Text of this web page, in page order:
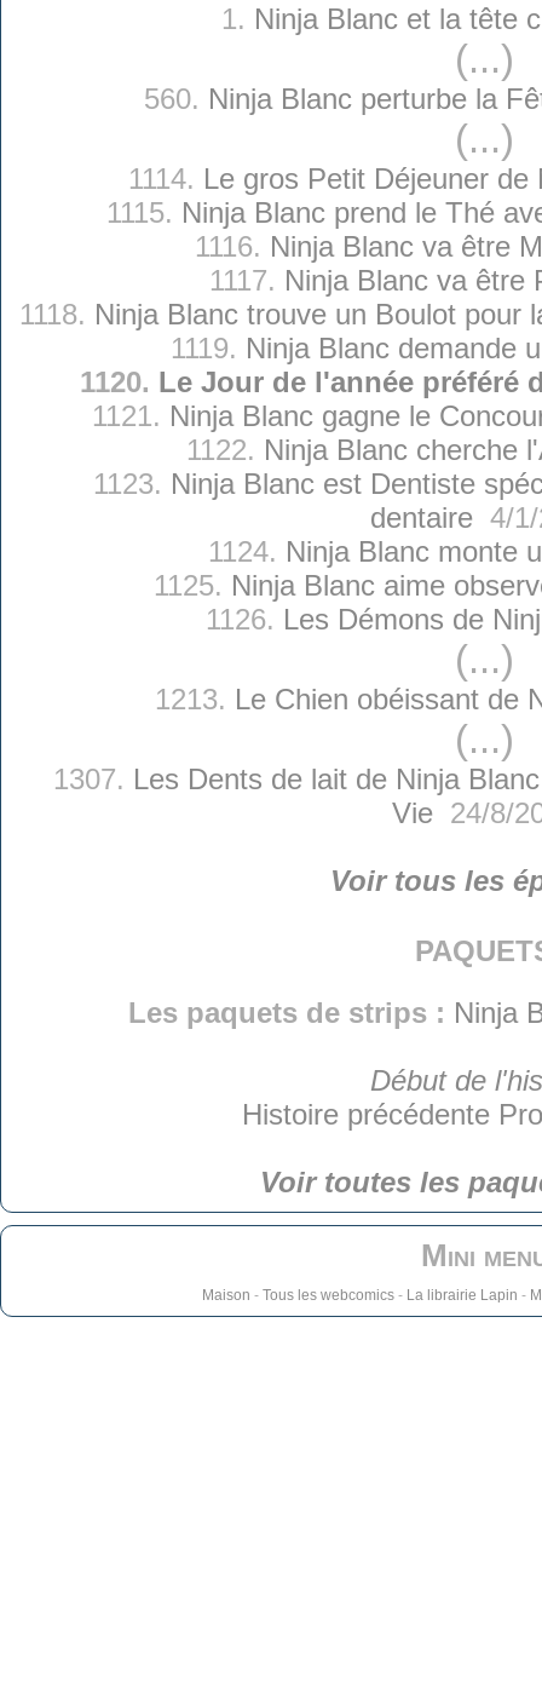
1. Ninja Blanc et la tête
(...)
560. Ninja Blanc perturbe la
(...)
1114. Le gros Petit Déjeuner de
1115. Ninja Blanc prend le Thé
1116. Ninja Blanc va être
1117. Ninja Blanc va être
1118. Ninja Blanc trouve un Boulot pour
1119. Ninja Blanc demande
1120. Le Jour de l'année préféré
1121. Ninja Blanc gagne le
1122. Ninja Blanc cherche
1123. Ninja Blanc est Dentiste
dentaire4/1/
1124. Ninja Blanc monte
1125. Ninja Blanc aime
1126. Les Démons de
(...)
1213. Le Chien obéissant de
(...)
1307. Les Dents de lait de Ninja
Vie24/8/
Voir tous les
Les paquets de strips : Ninja
Début de
Histoire précédente
Voir toutes les
Mini
Maison - Tous les webcomics- La librairie Lapin -